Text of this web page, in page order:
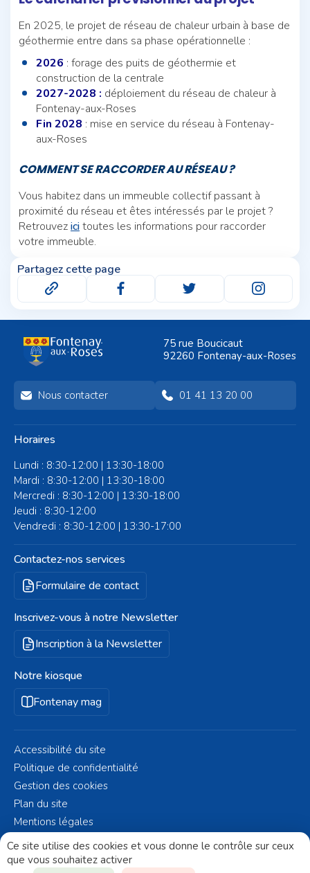
En 2025, le projet de réseau de chaleur urbain à base de
géothermie entre dans sa phase opérationnelle :
2026 : forage des puits de géothermie et
construction de la centrale
2027-2028 : déploiement du réseau de chaleur à
Fontenay-aux-Roses
Fin 2028 : mise en service du réseau à Fontenay-
aux-Roses
COMMENT SE RACCORDER AU RÉSEAU ?
Vous habitez dans un immeuble collectif passant à
proximité du réseau et êtes intéressés par le projet ?
Retrouvezicitoutes les informations pour raccorder
votre immeuble.
Partagez cette page
75 rue Boucicaut
92260 Fontenay-aux-Roses
Nous contacter 01 41 13 20 00
Horaires
Lundi : 8:30-12:00 | 13:30-18:00
Mardi : 8:30-12:00 | 13:30-18:00
Mercredi : 8:30-12:00 | 13:30-18:00
Jeudi : 8:30-12:00
Vendredi : 8:30-12:00 | 13:30-17:00
Contactez-nos services
Formulaire de contact
Inscrivez-vous à notre Newsletter
Inscription à la Newsletter
Notre kiosque
Fontenay mag
Mentions légales
Accessibilité du site
Politique de confidentialité
Gestion des cookies
Plan du site
© Fontenay-aux-Roses 2023 - Réalisé par Altelis
Ce site utilise des cookies et vous donne le contrôle sur ceux
que vous souhaitez activer